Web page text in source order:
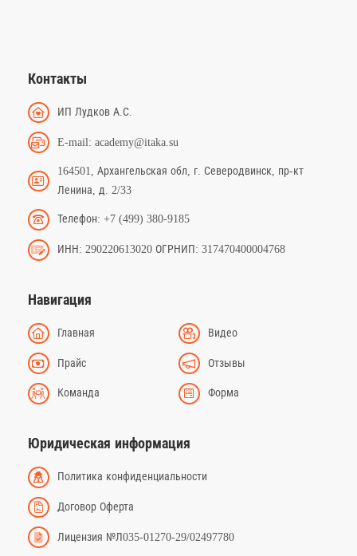
Контакты
ИП Лудков А.С.
E-mail: academy@itaka.su
164501, Архангельская обл, г. Северодвинск, пр-кт
Ленина, д. 2/33
Телефон: +7 (499) 380-9185
ИНН: 290220613020 ОГРНИП: 317470400004768
Навигация
Главная Видео
Прайс Отзывы
Команда Форма
Юридическая информация
Политика конфиденциальности
Договор Оферта
Лицензия №Л035-01270-29/02497780